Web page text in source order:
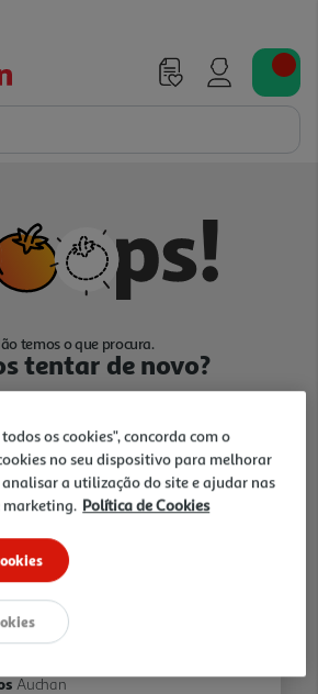
temos o que procura.
tentar de novo?
Folhetos
Auchan
os cookies", concorda com o
no seu dispositivo para melhorar
a utilização do site e ajudar nas
marketing. Política de Cookies